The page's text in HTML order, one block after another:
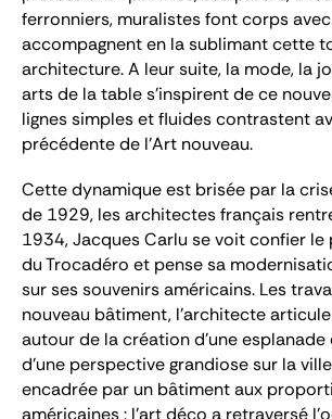
ferronniers, muralistes font corps
accompagnent en la sublimant cette
architecture. A leur suite, la mode, la
arts de la table s'inspirent de ce
lignes simples et fluides contrastent
précédente de l'Art nouveau.
Cette dynamique est brisée par la
de 1929, les architectes français
1934, Jacques Carlu se voit confier
du Trocadéro et pense sa
sur ses souvenirs américains. Les
nouveau bâtiment, l'architecte
autour de la création d'une esplanade
d'une perspective grandiose sur la
encadrée par un bâtiment aux
américaines : l'art déco a retraversé